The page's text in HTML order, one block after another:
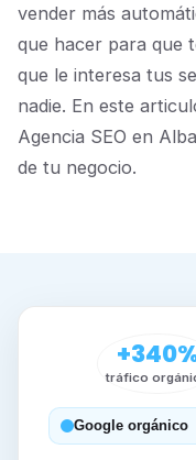
vender más
que hacer para que
que le interesa tus
nadie. En este
Agencia SEO en
de tu negocio.
tráfico
Google orgánico